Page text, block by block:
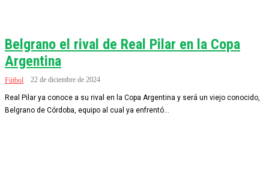
Belgrano el rival de Real Pilar en la Copa
Argentina
Fútbol 22 de diciembre de 2024
Real Pilar ya conoce a su rival en la Copa Argentina y será un viejo conocido,
Belgrano de Córdoba, equipo al cual ya enfrentó...